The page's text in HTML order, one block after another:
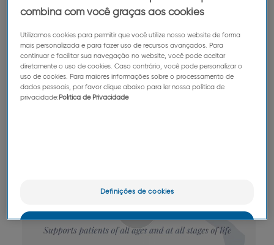
a qualidade de vida de milhões de crianças e
numerosos trabalhos de pesquisa para
desvendar todos os seus mistérios.
combina com você graças aos cookies
Utilizamos cookies para permitir que você utilize nosso website de forma
mais personalizada e para fazer uso de recursos avançados. Para
continuar e facilitar sua navegação no website, você pode aceitar
diretamente o uso de cookies. Caso contrário, você pode personalizar o
uso de cookies. Para maiores informações sobre o processamento de
dados pessoais, por favor clique abaixo para ler nossa política de
privacidade: Política de Privacidade
Definições de cookies